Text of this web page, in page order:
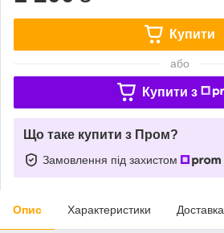
Купити
або
Купити з
Що таке купити з Пром?
Замовлення під захистом
Опис Характеристики Доставка